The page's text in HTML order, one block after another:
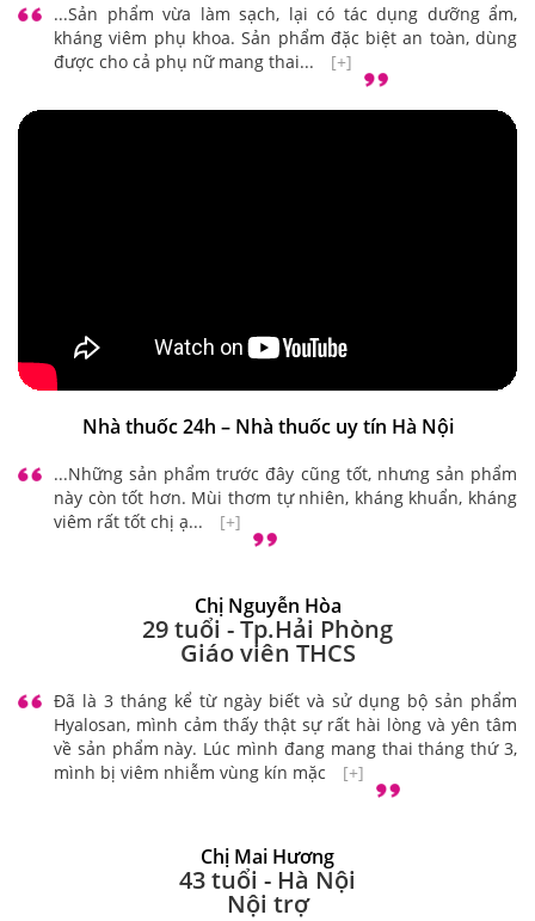
...Sản phẩm vừa làm sạch, lại có tác dụng dưỡng ẩm,
kháng viêm phụ khoa. Sản phẩm đặc biệt an toàn, dùng
được cho cả phụ nữ mang thai...
[+]
Nhà thuốc 24h – Nhà thuốc uy tín Hà Nội
...Những sản phẩm trước đây cũng tốt, nhưng sản phẩm
này còn tốt hơn. Mùi thơm tự nhiên, kháng khuẩn, kháng
viêm rất tốt chị ạ...
[+]
Chị Nguyễn Hòa
29 tuổi - Tp.Hải Phòng
Giáo viên THCS
Đã là 3 tháng kể từ ngày biết và sử dụng bộ sản phẩm
Hyalosan, mình cảm thấy thật sự rất hài lòng và yên tâm
về sản phẩm này. Lúc mình đang mang thai tháng thứ 3,
mình bị viêm nhiễm vùng kín mặc
[+]
Chị Mai Hương
43 tuổi - Hà Nội
Nội trợ